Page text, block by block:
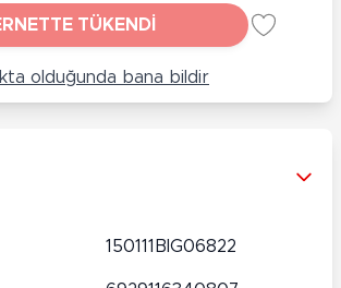
TÜKENDİ
olduğunda bana bildir
150111BIG06822